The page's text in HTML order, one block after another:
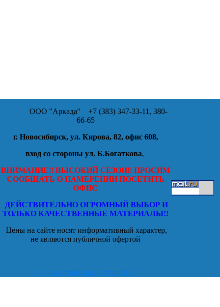
ООО "Аркада" +7 (383) 347-33-11, 380-
66-65
г. Новосибирск, ул. Кирова, 82, офис 608,
вход со стороны ул. Б.Богаткова,
ВНИМАНИЕ!! ВЫСОКИЙ СЕЗОН!! ПРОСИМ
СООБЩАТЬ О НАМЕРЕНИИ ПОСЕТИТЬ
ОФИС
ДЕЙСТВИТЕЛЬНО ОГРОМНЫЙ ВЫБОР И
ТОЛЬКО КАЧЕСТВЕННЫЕ МАТЕРИАЛЫ!!
Цены на сайте носят информативный характер,
не являются публичной офертой
Пользовательское соглашение